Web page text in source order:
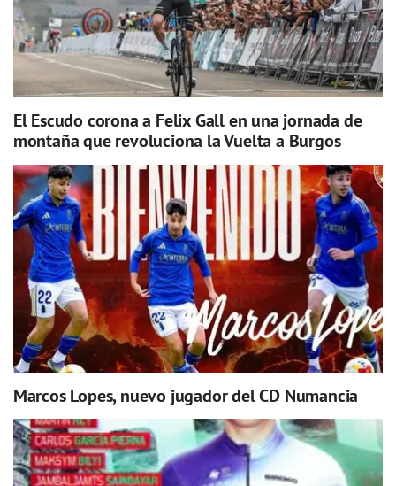
El Escudo corona a Felix Gall en una jornada de
montaña que revoluciona la Vuelta a Burgos
Marcos Lopes, nuevo jugador del CD Numancia